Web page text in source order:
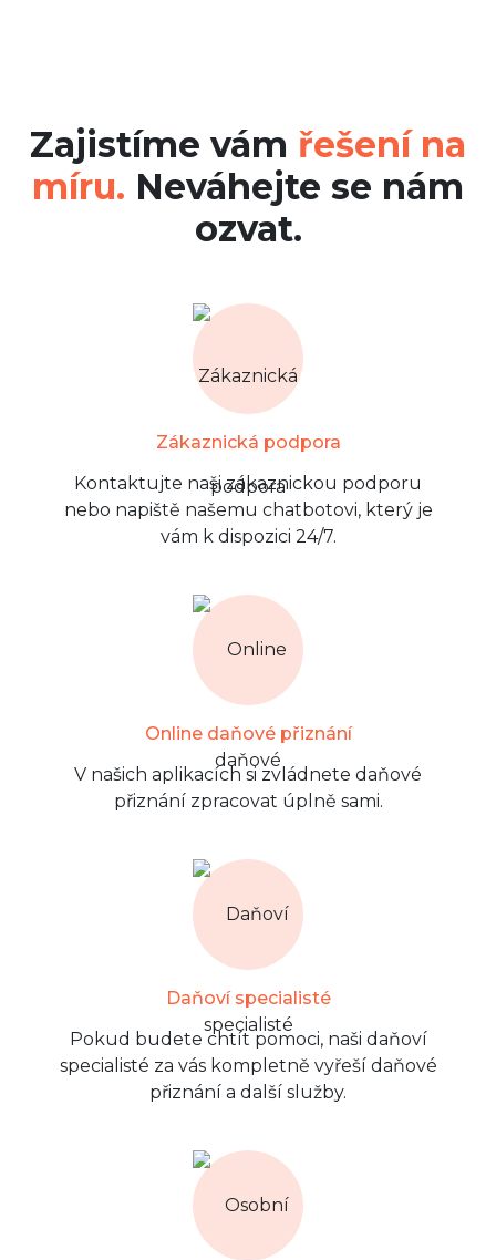
Zajistíme vám řešení na
míru. Neváhejte se nám
ozvat.
Zákaznická podpora
Kontaktujte naši zákaznickou podporu
nebo napiště našemu chatbotovi, který je
vám k dispozici 24/7.
Online daňové přiznání
V našich aplikacích si zvládnete daňové
přiznání zpracovat úplně sami.
Daňoví specialisté
Pokud budete chtít pomoci, naši daňoví
specialisté za vás kompletně vyřeší daňové
přiznání a další služby.